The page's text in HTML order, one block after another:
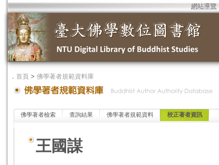
網站導覽
． 首頁 > 佛學著者規範資料庫
佛學著者檢索 查詢結果 佛學著者規範資料 校正著者資訊
王國謀